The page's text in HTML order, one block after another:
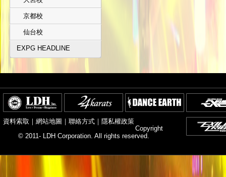
京都校
仙台校
EXPG HEADLINE
資料索取 ｜ 網站地圖 ｜ 聯絡方式 ｜ 隱私權政策
Copyright
© 2011- LDH Corporation. All rights reserved.